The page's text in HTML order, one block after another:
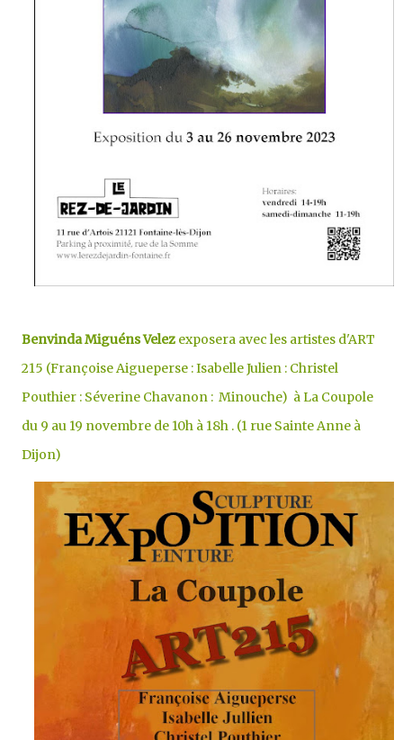
Benvinda Miguéns Velez exposera avec les artistes d'ART
215 (Françoise Aigueperse : Isabelle Julien : Christel
Pouthier : Séverine Chavanon : Minouche) à La Coupole
du 9 au 19 novembre de 10h à 18h . (1 rue Sainte Anne à
Dijon)